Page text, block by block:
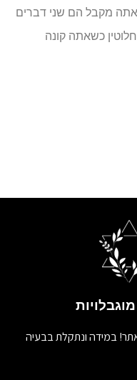
מקבל הם שני דברים
כשאתה קונה